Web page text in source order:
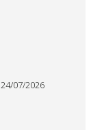
24/07/2026